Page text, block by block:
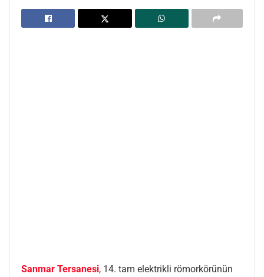
Sanmar Tersanesi, 14. tam elektrikli römorkörünün